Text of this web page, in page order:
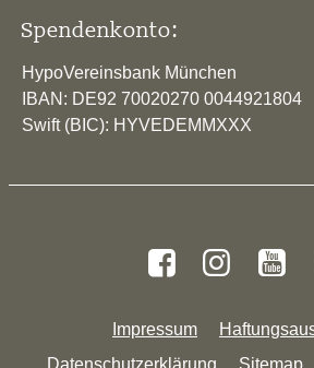
Spendenkonto:
HypoVereinsbank München
IBAN: DE92 70020270 0044921804
Swift (BIC): HYVEDEMMXXX
Impressum
Datenschutzerklärung
Sitemap